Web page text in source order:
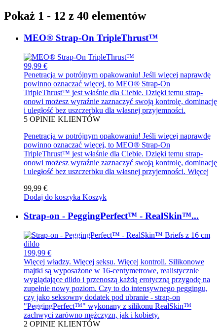
Pokaż 1 - 12 z 40 elementów
MEO® Strap-On TripleThrust™
99,99 €
Penetracja w potrójnym opakowaniu! Jeśli więcej naprawdę
powinno oznaczać więcej, to MEO® Strap-On
TripleThrust™ jest właśnie dla Ciebie. Dzięki temu strap-
onowi możesz wyraźnie zaznaczyć swoją kontrolę, dominację
i uległość bez uszczerbku dla własnej przyjemności.
5 OPINIE KLIENTÓW
Penetracja w potrójnym opakowaniu! Jeśli więcej naprawdę
powinno oznaczać więcej, to MEO® Strap-On
TripleThrust™ jest właśnie dla Ciebie. Dzięki temu strap-
onowi możesz wyraźnie zaznaczyć swoją kontrolę, dominację
i uległość bez uszczerbku dla własnej przyjemności. Więcej
99,99 €
Dodaj do koszyka Koszyk
Strap-on - PeggingPerfect™ - RealSkin™...
199,99 €
Więcej władzy. Więcej seksu. Więcej kontroli. Silikonowe
majtki są wyposażone w 16-centymetrowe, realistycznie
wyglądające dildo i przenoszą każdą erotyczną przygodę na
zupełnie nowy poziom. Czy to do intensywnego peggingu,
czy jako seksowny dodatek pod ubranie - strap-on
"PeggingPerfect™" wykonany z silikonu RealSkin™
zachwyci zarówno mężczyzn, jak i kobiety.
2 OPINIE KLIENTÓW